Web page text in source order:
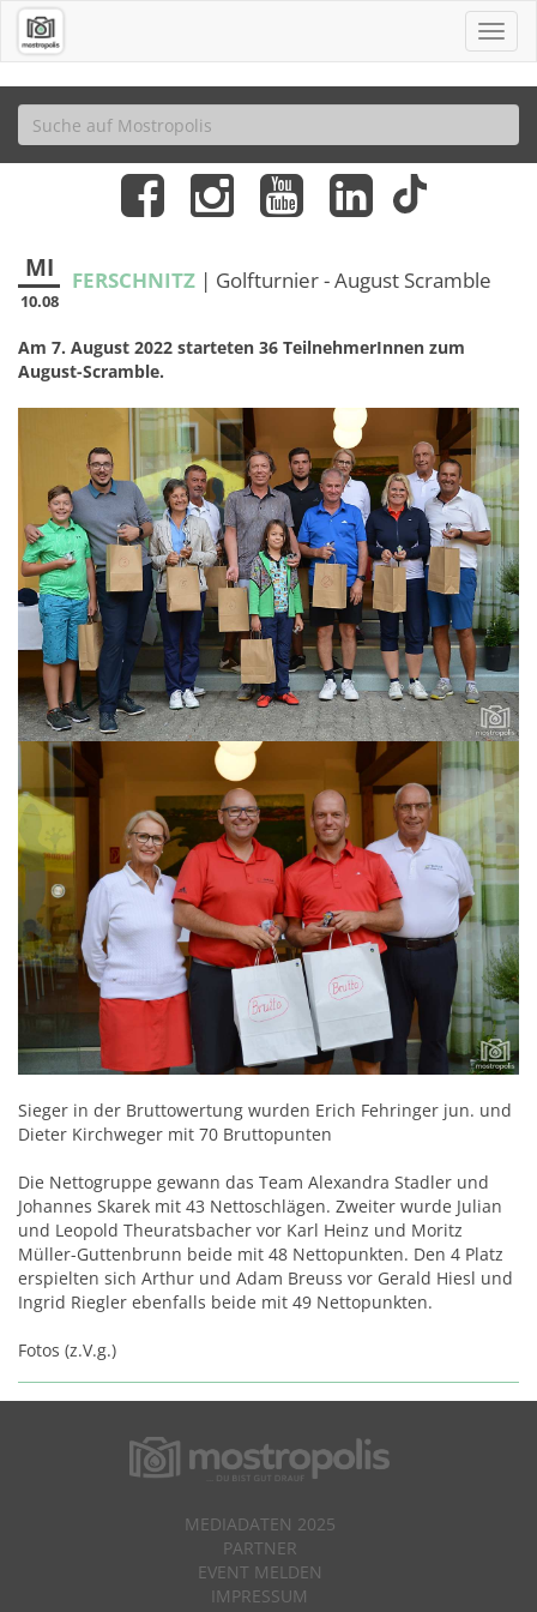
MI
10.08
FERSCHNITZ | Golfturnier - August Scramble
Am 7. August 2022 starteten 36 TeilnehmerInnen zum
August-Scramble.
Sieger in der Bruttowertung wurden Erich Fehringer jun. und
Dieter Kirchweger mit 70 Bruttopunten
Die Nettogruppe gewann das Team Alexandra Stadler und
Johannes Skarek mit 43 Nettoschlägen. Zweiter wurde Julian
und Leopold Theuratsbacher vor Karl Heinz und Moritz
Müller-Guttenbrunn beide mit 48 Nettopunkten. Den 4 Platz
erspielten sich Arthur und Adam Breuss vor Gerald Hiesl und
Ingrid Riegler ebenfalls beide mit 49 Nettopunkten.
Fotos (z.V.g.)
MEDIADATEN 2025
PARTNER
EVENT MELDEN
IMPRESSUM